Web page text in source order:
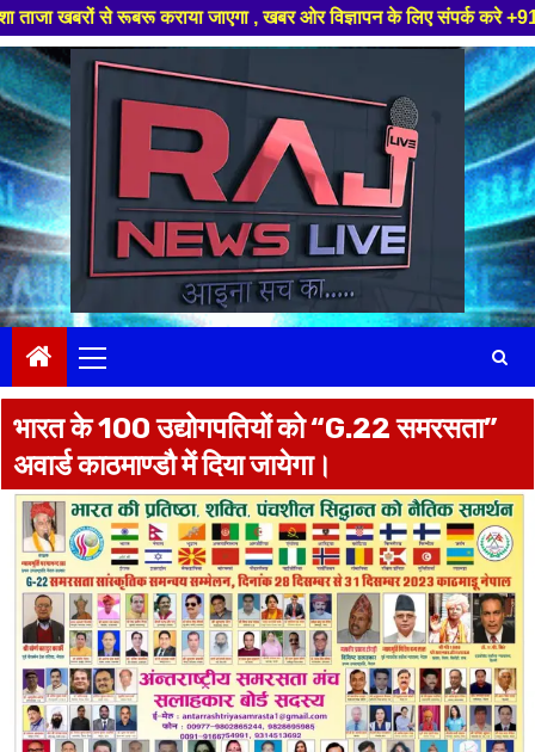
जाएगा , खबर ओर विज्ञापन के लिए संपर्क करे +91 97826 56423
Skip
to
content
Menu
भारत के 100 उद्योगपतियों को “G.22 समरसता”
अवार्ड काठमाण्डौ में दिया जायेगा।